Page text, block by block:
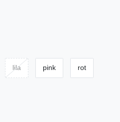
lila pink rot